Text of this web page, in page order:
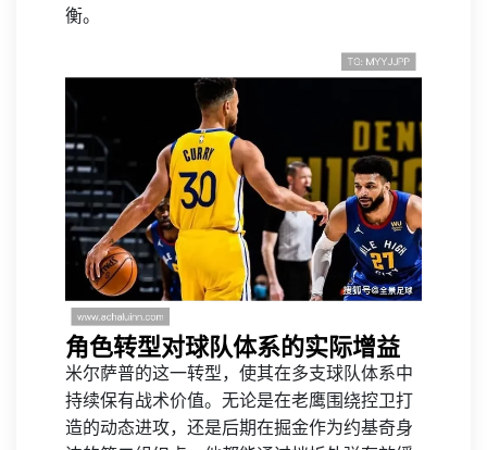
衡。
角色转型对球队体系的实际增益
米尔萨普的这一转型，使其在多支球队体系中
持续保有战术价值。无论是在老鹰围绕控卫打
造的动态进攻，还是后期在掘金作为约基奇身